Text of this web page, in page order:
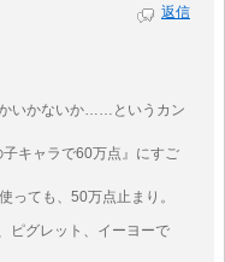
いかないか……というカン
キャラで60万点』にすご
っても、50万点止まり。
ピグレット、イーヨーで
返信